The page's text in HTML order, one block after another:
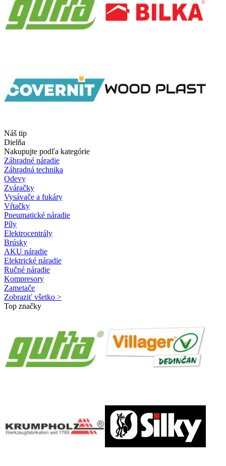
Náš tip
Dielňa
Nakupujte podľa kategórie
Záhradné náradie
Záhradná technika
Odevy
Zváračky
Vysávače a fukáry
Vŕtačky
Pneumatické náradie
Píly
Elektrocentrály
Brúsky
AKU náradie
Elektrické náradie
Ručné náradie
Kompresory
Zametače
Zobraziť všetko >
Top značky